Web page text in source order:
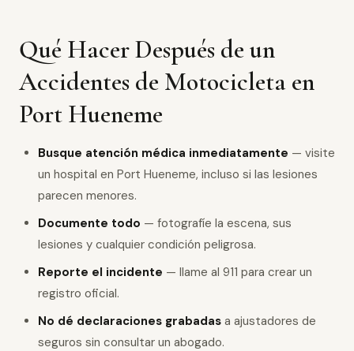
Qué Hacer Después de un
Accidentes de Motocicleta en
Port Hueneme
Busque atención médica inmediatamente — visite
un hospital en Port Hueneme, incluso si las lesiones
parecen menores.
Documente todo — fotografíe la escena, sus
lesiones y cualquier condición peligrosa.
Reporte el incidente — llame al 911 para crear un
registro oficial.
No dé declaraciones grabadas a ajustadores de
seguros sin consultar un abogado.